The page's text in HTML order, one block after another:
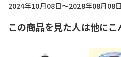
2024年10月08日～2028年08月08日
この商品を見た人は他に